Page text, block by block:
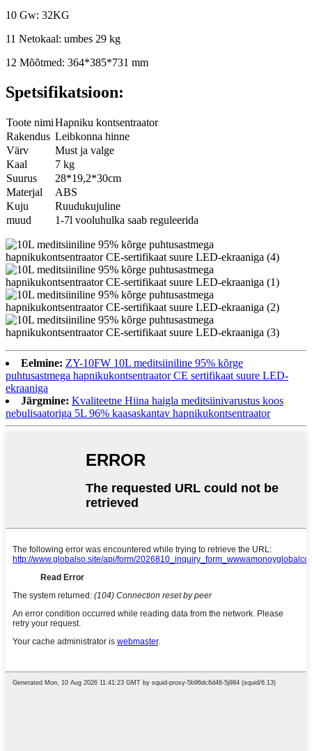
10 Gw: 32KG
11 Netokaal: umbes 29 kg
12 Mõõtmed: 364*385*731 mm
Spetsifikatsioon:
Toote nimiHapniku kontsentraator
Rakendus Leibkonna hinne
Värv
Must ja valge
Kaal
7 kg
Suurus
28*19,2*30cm
Materjal
ABS
Kuju
Ruudukujuline
muud
1-7l vooluhulka saab reguleerida
Eelmine: ZY-10FW 10L meditsiiniline 95% kõrge
puhtusastmega hapnikukontsentraator CE sertifikaat suure LED-
ekraaniga
Järgmine: Kvaliteetne Hiina haigla meditsiinivarustus koos
nebulisaatoriga 5L 96% kaasaskantav hapnikukontsentraator